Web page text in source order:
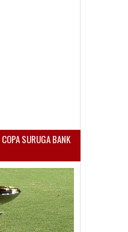
SURUGA BANK